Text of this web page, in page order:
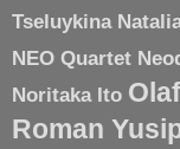
Tseluykina
NEO Quartet
Noritaka Ito
Roman